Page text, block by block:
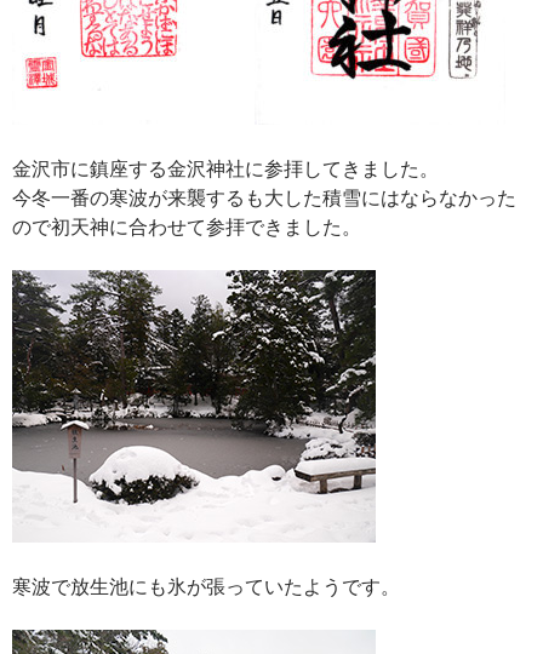
金沢市に鎮座する金沢神社に参拝してきました。
今冬一番の寒波が来襲するも大した積雪にはならなかった
ので初天神に合わせて参拝できました。
寒波で放生池にも氷が張っていたようです。